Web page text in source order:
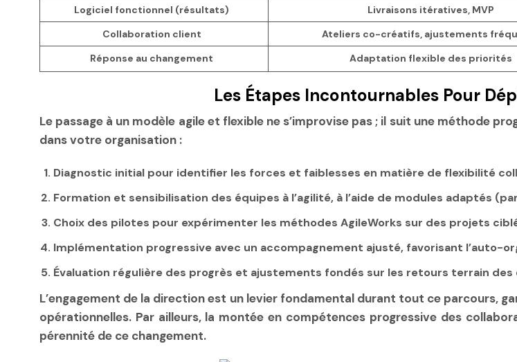
Logiciel fonctionnel (résultats)
Livraisons itératives, MVP
Collaboration client
Ateliers co-créatifs, ajustements
Réponse au changement
Adaptation flexible des priorités
Les Étapes Incontournables Pour
Le passage à un modèle agile et flexible ne s’improvise pas ; il suit une méthode
dans votre organisation :
Diagnostic initial pour identifier les forces et faiblesses en matière de flexibilité
Formation et sensibilisation des équipes à l’agilité, à l’aide de modules adaptés
Choix des pilotes pour expérimenter les méthodes AgileWorks sur des projets
Implémentation progressive avec un accompagnement ajusté, favorisant l’auto-
Évaluation régulière des progrès et ajustements fondés sur les retours terrain
L’engagement de la direction est un levier fondamental durant tout ce parcours,
opérationnelles. Par ailleurs, la montée en compétences progressive des
pérennité de ce changement.